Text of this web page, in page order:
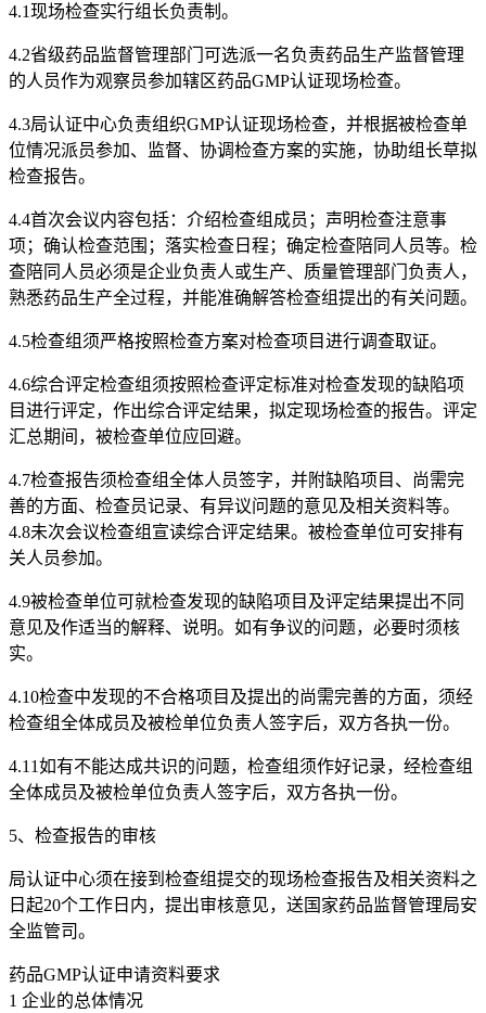
4.1现场检查实行组长负责制。
4.2省级药品监督管理部门可选派一名负责药品生产监督管理
的人员作为观察员参加辖区药品GMP认证现场检查。
4.3局认证中心负责组织GMP认证现场检查，并根据被检查单
位情况派员参加、监督、协调检查方案的实施，协助组长草拟
检查报告。
4.4首次会议内容包括：介绍检查组成员；声明检查注意事
项；确认检查范围；落实检查日程；确定检查陪同人员等。检
查陪同人员必须是企业负责人或生产、质量管理部门负责人，
熟悉药品生产全过程，并能准确解答检查组提出的有关问题。
4.5检查组须严格按照检查方案对检查项目进行调查取证。
4.6综合评定检查组须按照检查评定标准对检查发现的缺陷项
目进行评定，作出综合评定结果，拟定现场检查的报告。评定
汇总期间，被检查单位应回避。
4.7检查报告须检查组全体人员签字，并附缺陷项目、尚需完
善的方面、检查员记录、有异议问题的意见及相关资料等。
4.8未次会议检查组宣读综合评定结果。被检查单位可安排有
关人员参加。
4.9被检查单位可就检查发现的缺陷项目及评定结果提出不同
意见及作适当的解释、说明。如有争议的问题，必要时须核
实。
4.10检查中发现的不合格项目及提出的尚需完善的方面，须经
检查组全体成员及被检单位负责人签字后，双方各执一份。
4.11如有不能达成共识的问题，检查组须作好记录，经检查组
全体成员及被检单位负责人签字后，双方各执一份。
5、检查报告的审核
局认证中心须在接到检查组提交的现场检查报告及相关资料之
日起20个工作日内，提出审核意见，送国家药品监督管理局安
全监管司。
药品GMP认证申请资料要求
1 企业的总体情况